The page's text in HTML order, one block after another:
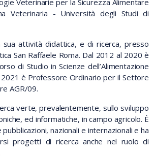
Veterinarie per la Sicurezza Alimentare
Veterinaria - Università degli Studi di
sua attività didattica, e di ricerca, presso
San Raffaele Roma. Dal 2012 al 2020 è
di Studio in Scienze dell’Alimentazione
è Professore Ordinario per il Settore
AGR/09.
verte, prevalentemente, sullo sviluppo
ed informatiche, in campo agricolo. È
nazionali e internazionali e ha
progetti di ricerca anche nel ruolo di